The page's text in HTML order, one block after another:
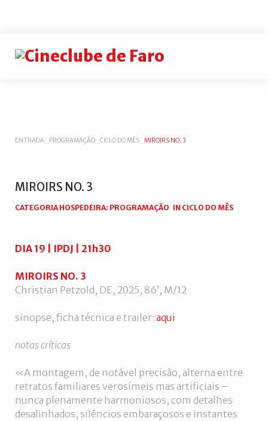
ENTRADA PROGRAMAÇÃO CICLO DO MÊS MIROIRS NO. 3
MIROIRS NO. 3
CATEGORIA HOSPEDEIRA: PROGRAMAÇÃO IN CICLO DO MÊS
DIA 19 | IPDJ | 21h30
MIROIRS NO. 3
Christian Petzold, DE, 2025, 86’, M/12
sinopse, ficha técnica e trailer: aqui
notas críticas
«A montagem, de notável precisão, alterna entre
retratos familiares verosímeis mas artificiais –
nunca plenamente harmoniosos, com detalhes
desalinhados, silêncios embaraçosos e instantes
Esqueceu-
Login